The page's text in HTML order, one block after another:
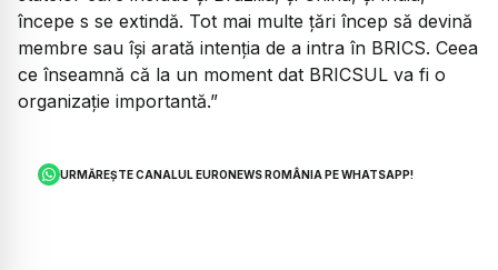
începe s se extindă. Tot mai multe țări încep să devină
membre sau își arată intenția de a intra în BRICS. Ceea
ce înseamnă că la un moment dat BRICSUL va fi o
organizație importantă.”
URMĂREȘTE CANALUL EURONEWS ROMÂNIA PE WHATSAPP!